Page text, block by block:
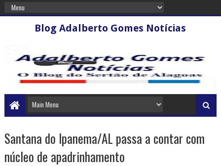
Blog Adalberto Gomes Notícias
Santana do Ipanema/AL passa a contar com
núcleo de apadrinhamento